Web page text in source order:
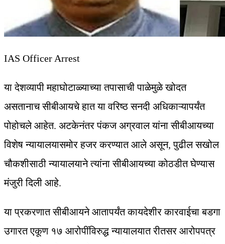
IAS Officer Arrest
या देशव्यापी महाघोटाळ्याच्या तपासाची पाळेमुळे खोदत
असतानाच सीबीआयचे हात या वरिष्ठ सनदी अधिकाऱ्यापर्यंत
पोहोचले आहेत. अटकेनंतर पंकज अग्रवाल यांना सीबीआयच्या
विशेष न्यायालयासमोर हजर करण्यात आले असून, पुढील सखोल
चौकशीसाठी न्यायालयाने त्यांना सीबीआयच्या कोठडीत घेण्यास
मंजुरी दिली आहे.
या प्रकरणात सीबीआयने आतापर्यंत कायदेशीर कारवाईचा बडगा
उगारत एकूण १७ आरोपींविरुद्ध न्यायालयात रीतसर आरोपपत्र